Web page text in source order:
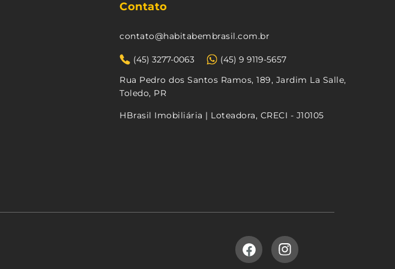
Contato
contato@habitabembrasil.com.br
(45) 3277-0063
(45) 9 9119-5657
Rua Pedro dos Santos Ramos, 189, Jardim La Salle,
Toledo, PR
HBrasil Imobiliária | Loteadora, CRECI - J10105